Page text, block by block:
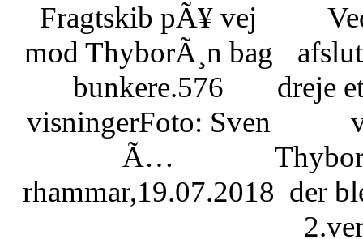
Fragtskib pÃ¥ vej
mod ThyborÃ¸n bag
bunkere.576
visningerFoto: Sven
Ã…
rhammar,19.07.2018
dreje
der